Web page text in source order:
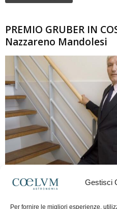
Gestisci
Per fornire le migliori esperienze,
PREMIO GRUBER IN
Nazzareno Mandolesi
Frida Paolella - 16 Giugno 2026
spaziale europea e della missione